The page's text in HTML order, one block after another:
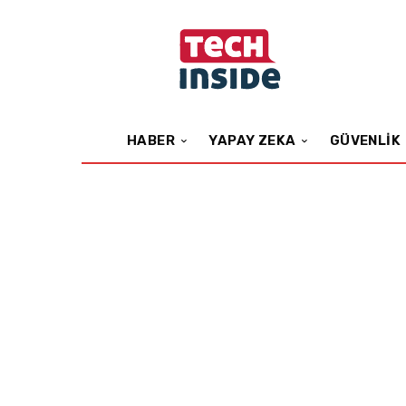
HABER YAPAY ZEKA GÜVENLIK